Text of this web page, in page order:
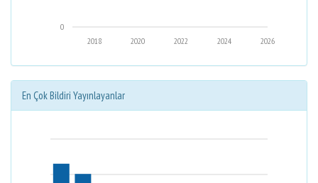
0
2026
2024
2022
2020
2018
En Çok Bildiri Yayınlayanlar